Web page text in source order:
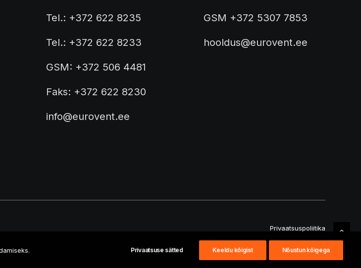
Tel.: +372 622 8235
Tel.: +372 622 8233
GSM: +372 506 4481
Faks: +372 622 8230
info@eurovent.ee
GSM +372 5307 7853
hooldus@eurovent.ee
Privaatsuspoliitika
Privaatsuse sätted Keeldu kõigist Nõustun kõigega